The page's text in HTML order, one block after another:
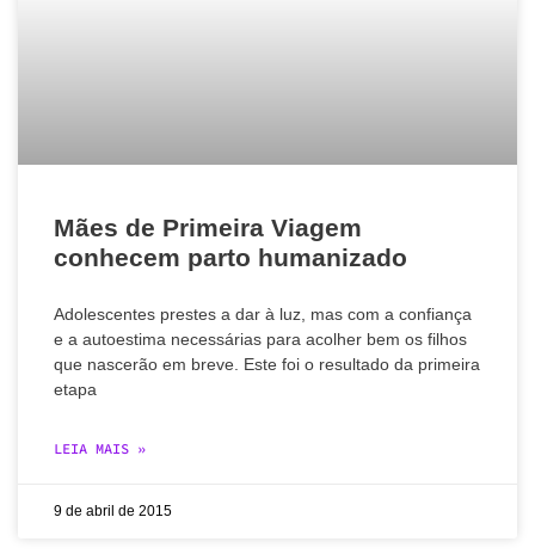
Mães de Primeira Viagem
conhecem parto humanizado
Adolescentes prestes a dar à luz, mas com a confiança
e a autoestima necessárias para acolher bem os filhos
que nascerão em breve. Este foi o resultado da primeira
etapa
LEIA MAIS »
9 de abril de 2015